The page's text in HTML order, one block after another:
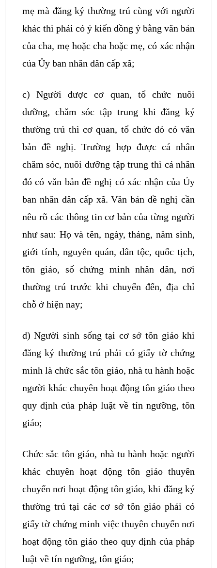
mẹ mà đăng ký thường trú cùng với người
khác thì phải có ý kiến đồng ý bằng văn bản
của cha, mẹ hoặc cha hoặc mẹ, có xác nhận
của Ủy ban nhân dân cấp xã;
c) Người được cơ quan, tổ chức nuôi
dưỡng, chăm sóc tập trung khi đăng ký
thường trú thì cơ quan, tổ chức đó có văn
bản đề nghị. Trường hợp được cá nhân
chăm sóc, nuôi dưỡng tập trung thì cá nhân
đó có văn bản đề nghị có xác nhận của Ủy
ban nhân dân cấp xã. Văn bản đề nghị cần
nêu rõ các thông tin cơ bản của từng người
như sau: Họ và tên, ngày, tháng, năm sinh,
giới tính, nguyên quán, dân tộc, quốc tịch,
tôn giáo, số chứng minh nhân dân, nơi
thường trú trước khi chuyển đến, địa chỉ
chỗ ở hiện nay;
d) Người sinh sống tại cơ sở tôn giáo khi
đăng ký thường trú phải có giấy tờ chứng
minh là chức sắc tôn giáo, nhà tu hành hoặc
người khác chuyên hoạt động tôn giáo theo
quy định của pháp luật về tín ngưỡng, tôn
giáo;
Chức sắc tôn giáo, nhà tu hành hoặc người
khác chuyên hoạt động tôn giáo thuyên
chuyển nơi hoạt động tôn giáo, khi đăng ký
thường trú tại các cơ sở tôn giáo phải có
giấy tờ chứng minh việc thuyên chuyển nơi
hoạt động tôn giáo theo quy định của pháp
luật về tín ngưỡng, tôn giáo;